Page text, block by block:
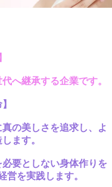
代へ継承する企業です。
】
の美しさを追求し、
よ
ます。
必要としない身体作りを
営を実践します。